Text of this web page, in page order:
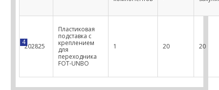
4
202825
Пластиковая
подставка с
креплением
для
переходника
FOT-UNBO
1 20 20